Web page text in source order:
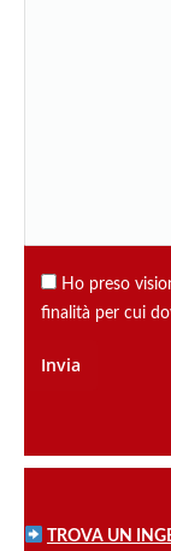
Ho preso
finalità per cui
TROVA UN